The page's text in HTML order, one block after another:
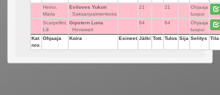
Heino,
Maria
Eviloves Yukon
Saksanpaimenkoira
21 21
Ohjaaja
luopui
Scarpellini,
Lili
Gipstern Luna
Hovawart
64 64
Ohjaaja
luopui
Kat
nro.
Ohjaaja Koira Esineet Jälki Tott. Tulos Sija Selitys Tila